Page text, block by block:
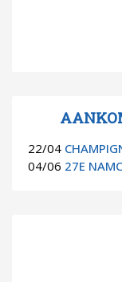
22/04
04/06 27E